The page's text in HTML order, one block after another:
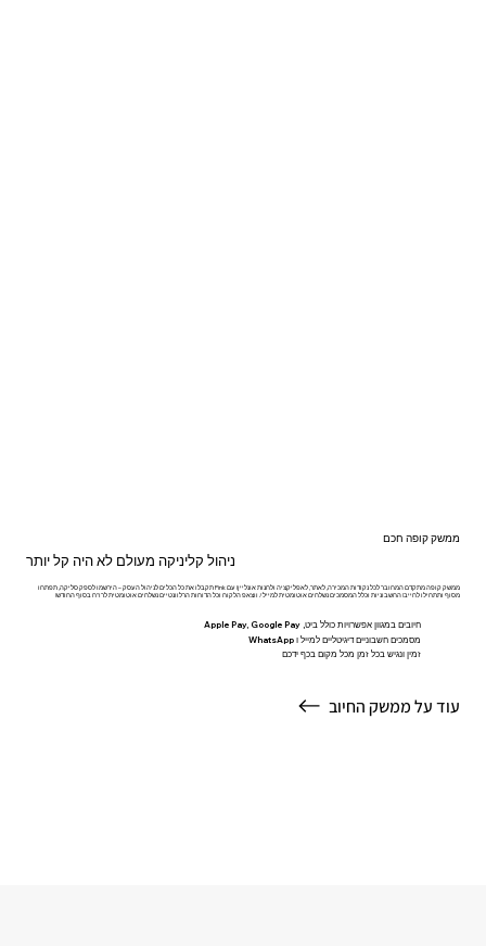
ניהול קליניקה מעולם לא היה קל יותר
ממשק קופה חכם
עוד על ממשק החיוב
ממשק קופה מתקדם המחובר לכל נקודות המכירה, לאתר, לאפליקציה ולחנות אונליין! עם Pink תקבלו את כל הכלים לניהול העסק – הירשמו לספק סליקה, תפתחו
מסוף ותתחילו לחייב! החשבוניות וכלל המסמכים נשלחים אוטומטית למייל/ ווצאפ הלקוח וכל הדוחות הרלוונטיים נשלחים אוטומטית לרו"ח בסוף החודש!
חיובים במגוון אפשרויות כולל ביט, Apple Pay, Google Pay
מסמכים חשבוניים דיגיטליים למייל ו WhatsApp
זמין ונגיש בכל זמן מכל מקום בכף ידכם